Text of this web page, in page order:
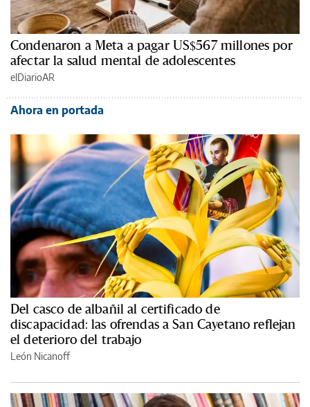
Condenaron a Meta a pagar US$567 millones por
afectar la salud mental de adolescentes
elDiarioAR
Ahora en portada
Del casco de albañil al certificado de
discapacidad: las ofrendas a San Cayetano reflejan
el deterioro del trabajo
León Nicanoff